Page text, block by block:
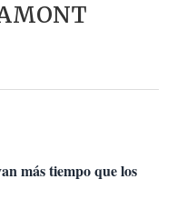
más tiempo que los